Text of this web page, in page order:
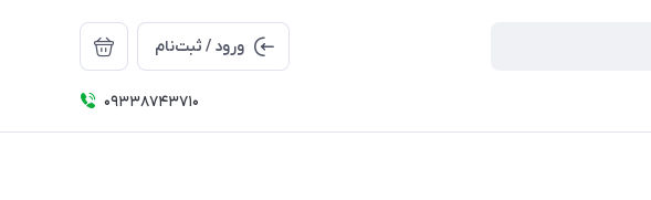
ورود / ثبت‌نام
09338743710